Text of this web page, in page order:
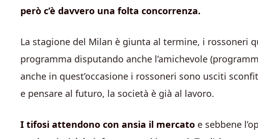
però c’è davvero una folta concorrenza.
La stagione del Milan è giunta al termine, i rossoneri
programma disputando anche l’amichevole
anche in quest’occasione i rossoneri sono usciti
e pensare al futuro, la società è già al lavoro.
I tifosi attendono con ansia il mercato e sebbene